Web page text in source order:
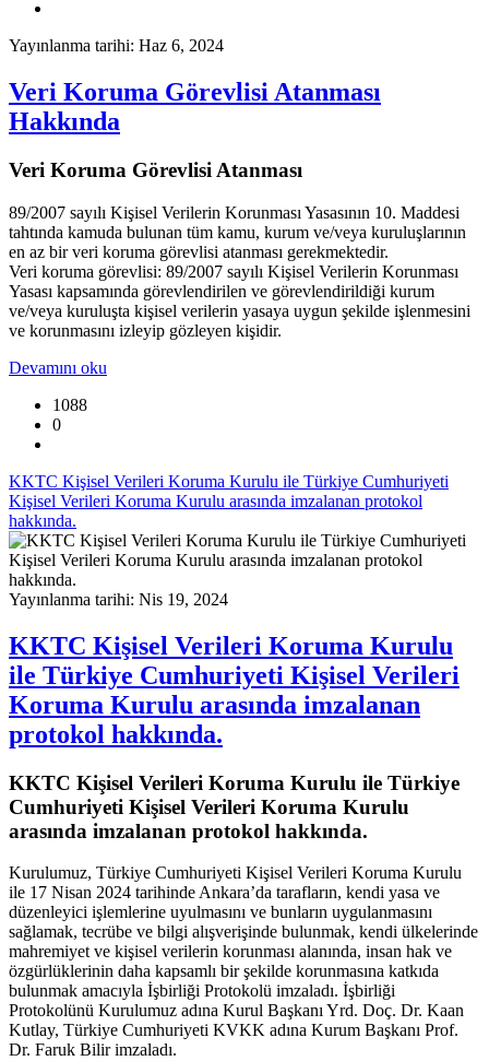
Yayınlanma tarihi: Haz 6, 2024
Veri Koruma Görevlisi Atanması
Hakkında
Veri Koruma Görevlisi Atanması
89/2007 sayılı Kişisel Verilerin Korunması Yasasının 10. Maddesi
tahtında kamuda bulunan tüm kamu, kurum ve/veya kuruluşlarının
en az bir veri koruma görevlisi atanması gerekmektedir.
Veri koruma görevlisi: 89/2007 sayılı Kişisel Verilerin Korunması
Yasası kapsamında görevlendirilen ve görevlendirildiği kurum
ve/veya kuruluşta kişisel verilerin yasaya uygun şekilde işlenmesini
ve korunmasını izleyip gözleyen kişidir.
Devamını oku
1088
0
KKTC Kişisel Verileri Koruma Kurulu ile Türkiye Cumhuriyeti
Kişisel Verileri Koruma Kurulu arasında imzalanan protokol
hakkında.
Yayınlanma tarihi: Nis 19, 2024
KKTC Kişisel Verileri Koruma Kurulu
ile Türkiye Cumhuriyeti Kişisel Verileri
Koruma Kurulu arasında imzalanan
protokol hakkında.
KKTC Kişisel Verileri Koruma Kurulu ile Türkiye
Cumhuriyeti Kişisel Verileri Koruma Kurulu
arasında imzalanan protokol hakkında.
Kurulumuz, Türkiye Cumhuriyeti Kişisel Verileri Koruma Kurulu
ile 17 Nisan 2024 tarihinde Ankara’da tarafların, kendi yasa ve
düzenleyici işlemlerine uyulmasını ve bunların uygulanmasını
sağlamak, tecrübe ve bilgi alışverişinde bulunmak, kendi ülkelerinde
mahremiyet ve kişisel verilerin korunması alanında, insan hak ve
özgürlüklerinin daha kapsamlı bir şekilde korunmasına katkıda
bulunmak amacıyla İşbirliği Protokolü imzaladı. İşbirliği
Protokolünü Kurulumuz adına Kurul Başkanı Yrd. Doç. Dr. Kaan
Kutlay, Türkiye Cumhuriyeti KVKK adına Kurum Başkanı Prof.
Dr. Faruk Bilir imzaladı.